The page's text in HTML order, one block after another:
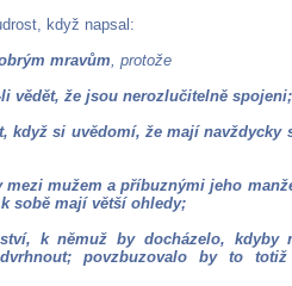
když napsal:
mravům, protože
vědět, že jsou nerozlučitelně spojeni;
když si uvědomí, že mají navždycky
mužem a příbuznými jeho
sobě mají větší ohledy;
k němuž by docházelo, kdyby
povzbuzovalo by to